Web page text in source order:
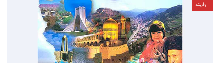
واریته